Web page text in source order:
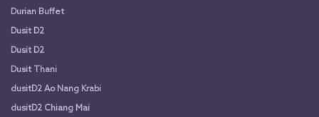
Durian Buffet
Dusit D2
Dusit D2
Dusit Thani
dusitD2 Ao Nang Krabi
dusitD2 Chiang Mai